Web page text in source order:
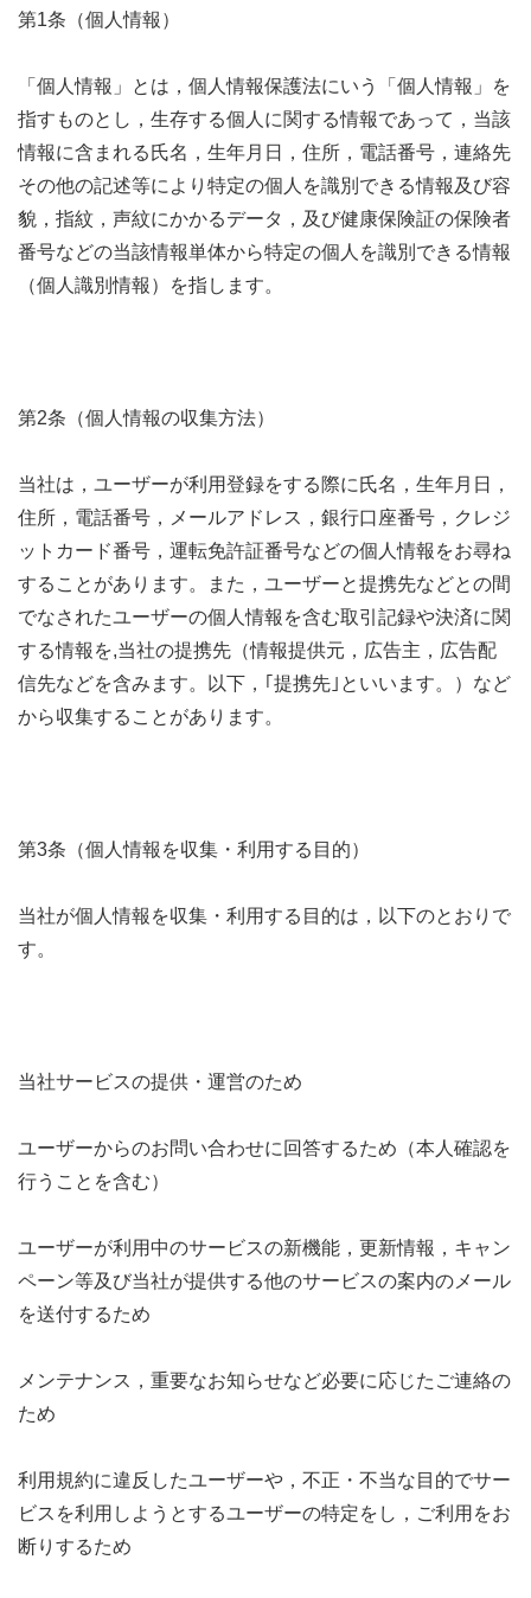
第1条（個人情報）
「個人情報」とは，個人情報保護法にいう「個人情報」を
指すものとし，生存する個人に関する情報であって，当該
情報に含まれる氏名，生年月日，住所，電話番号，連絡先
その他の記述等により特定の個人を識別できる情報及び容
貌，指紋，声紋にかかるデータ，及び健康保険証の保険者
番号などの当該情報単体から特定の個人を識別できる情報
（個人識別情報）を指します。
第2条（個人情報の収集方法）
当社は，ユーザーが利用登録をする際に氏名，生年月日，
住所，電話番号，メールアドレス，銀行口座番号，クレジ
ットカード番号，運転免許証番号などの個人情報をお尋ね
することがあります。また，ユーザーと提携先などとの間
でなされたユーザーの個人情報を含む取引記録や決済に関
する情報を,当社の提携先（情報提供元，広告主，広告配
信先などを含みます。以下，｢提携先｣といいます。）など
から収集することがあります。
第3条（個人情報を収集・利用する目的）
当社が個人情報を収集・利用する目的は，以下のとおりで
す。
当社サービスの提供・運営のため
ユーザーからのお問い合わせに回答するため（本人確認を
行うことを含む）
ユーザーが利用中のサービスの新機能，更新情報，キャン
ペーン等及び当社が提供する他のサービスの案内のメール
を送付するため
メンテナンス，重要なお知らせなど必要に応じたご連絡の
ため
利用規約に違反したユーザーや，不正・不当な目的でサー
ビスを利用しようとするユーザーの特定をし，ご利用をお
断りするため